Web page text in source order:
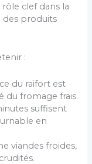
clef dans la
des produits
:
du raifort est
du fromage frais.
suffisent
en
viandes froides,